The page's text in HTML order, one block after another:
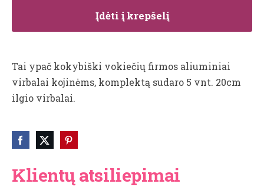
Įdėti į krepšelį
Tai ypač kokybiški vokiečių firmos aliuminiai
virbalai kojinėms, komplektą sudaro 5 vnt. 20cm
ilgio virbalai.
Klientų atsiliepimai